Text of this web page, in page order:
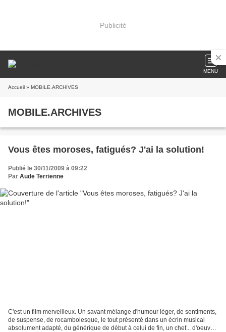
Publicité
MENU
Accueil » MOBILE.ARCHIVES
MOBILE.ARCHIVES
Vous êtes moroses, fatigués? J'ai la solution!
Publié le 30/11/2009 à 09:22
Par Aude Terrienne
C'est un film merveilleux. Un savant mélange d'humour léger, de sentiments,
de suspense, de rocambolesque, le tout présenté dans un écrin musical
absolument adapté, du générique de début à celui de fin, un chef... d'oeuvre.